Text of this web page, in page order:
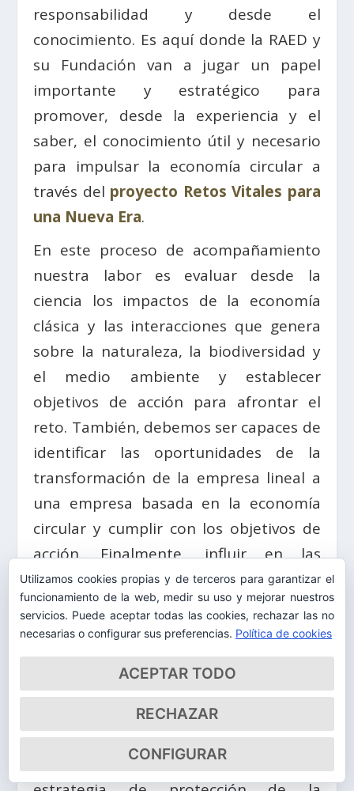
responsabilidad y desde el
conocimiento. Es aquí donde la RAED y
su Fundación van a jugar un papel
importante y estratégico para
promover, desde la experiencia y el
saber, el conocimiento útil y necesario
para impulsar la economía circular a
través del proyecto Retos Vitales para
una Nueva Era.
En este proceso de acompañamiento
nuestra labor es evaluar desde la
ciencia los impactos de la economía
clásica y las interacciones que genera
sobre la naturaleza, la biodiversidad y
el medio ambiente y establecer
objetivos de acción para afrontar el
reto. También, debemos ser capaces de
identificar las oportunidades de la
transformación de la empresa lineal a
una empresa basada en la economía
circular y cumplir con los objetivos de
acción. Finalmente, influir en las
cadenas de valor para ofrecerles
soluciones innovadoras que puede
generar cambios positivos a nivel del
sistema, así como potenciar la
colaboración para generar valor y
alcanzar nuestro propósito de cumplir
con los 17 ODS.
La combinación de implementar una
Utilizamos cookies propias y de terceros para garantizar el
funcionamiento de la web, medir su uso y mejorar nuestros
servicios. Puede aceptar todas las cookies, rechazar las no
necesarias o configurar sus preferencias. Política de cookies
ACEPTAR TODO
RECHAZAR
CONFIGURAR